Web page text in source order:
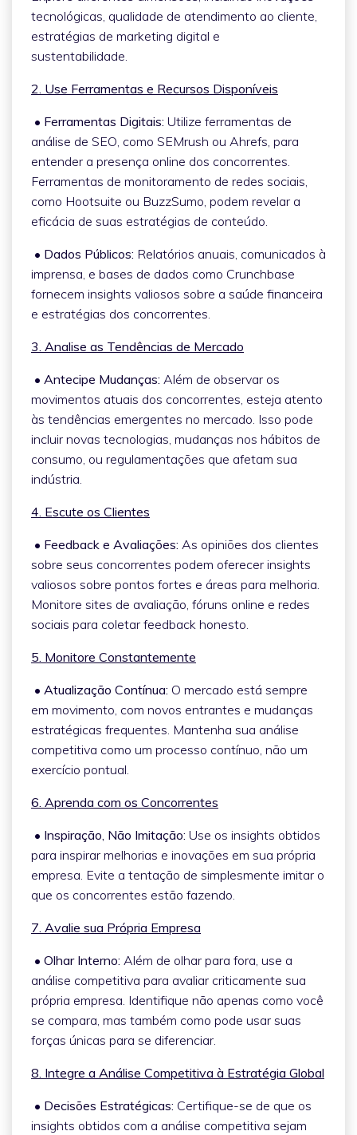
tecnológicas, qualidade de atendimento ao cliente,
estratégias de marketing digital e
sustentabilidade.
2. Use Ferramentas e Recursos Disponíveis
• Ferramentas Digitais: Utilize ferramentas de
análise de SEO, como SEMrush ou Ahrefs, para
entender a presença online dos concorrentes.
Ferramentas de monitoramento de redes sociais,
como Hootsuite ou BuzzSumo, podem revelar a
eficácia de suas estratégias de conteúdo.
• Dados Públicos: Relatórios anuais, comunicados à
imprensa, e bases de dados como Crunchbase
fornecem insights valiosos sobre a saúde financeira
e estratégias dos concorrentes.
3. Analise as Tendências de Mercado
• Antecipe Mudanças: Além de observar os
movimentos atuais dos concorrentes, esteja atento
às tendências emergentes no mercado. Isso pode
incluir novas tecnologias, mudanças nos hábitos de
consumo, ou regulamentações que afetam sua
indústria.
4. Escute os Clientes
• Feedback e Avaliações: As opiniões dos clientes
sobre seus concorrentes podem oferecer insights
valiosos sobre pontos fortes e áreas para melhoria.
Monitore sites de avaliação, fóruns online e redes
sociais para coletar feedback honesto.
5. Monitore Constantemente
• Atualização Contínua: O mercado está sempre
em movimento, com novos entrantes e mudanças
estratégicas frequentes. Mantenha sua análise
competitiva como um processo contínuo, não um
exercício pontual.
6. Aprenda com os Concorrentes
• Inspiração, Não Imitação: Use os insights obtidos
para inspirar melhorias e inovações em sua própria
empresa. Evite a tentação de simplesmente imitar o
que os concorrentes estão fazendo.
7. Avalie sua Própria Empresa
• Olhar Interno: Além de olhar para fora, use a
análise competitiva para avaliar criticamente sua
própria empresa. Identifique não apenas como você
se compara, mas também como pode usar suas
forças únicas para se diferenciar.
8. Integre a Análise Competitiva à Estratégia Global
• Decisões Estratégicas: Certifique-se de que os
insights obtidos com a análise competitiva sejam